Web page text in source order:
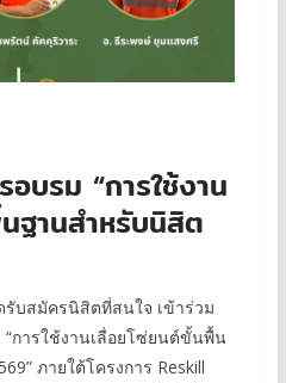
บรม “การใช้งาน
ฐานสำหรับนิสิต
บสมัครนิสิตที่สนใจ เข้าร่วม
“การใช้งานเลื่อยโซ่ยนต์ขั้นพื้น
ภายใต้โครงการ Reskill